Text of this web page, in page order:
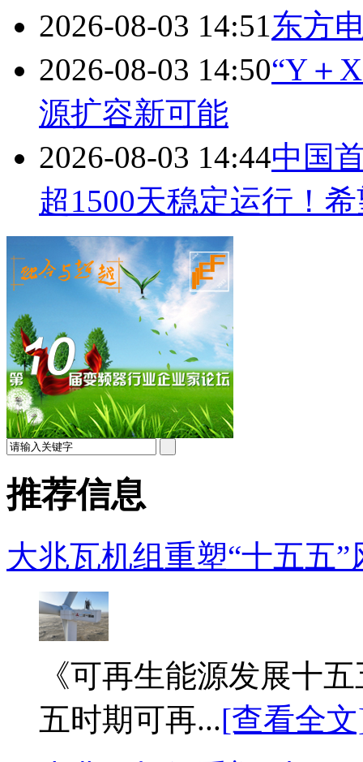
2026-08-03 14:51 东方
2026-08-03 14:50“Y＋
源扩容新可能
2026-08-03 14:44中国
超1500天稳定运行！
推荐信息
大兆瓦机组重塑“十五五”
《可再生能源发展十
五时期可再...[查看全